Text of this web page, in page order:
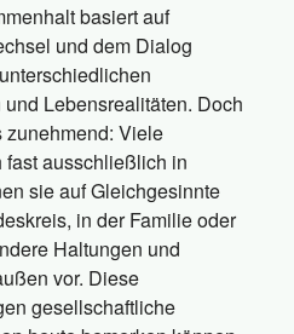
basiert auf
und dem Dialog
Lebensrealitäten. Doch
zunehmend: Viele
ausschließlich in
sie auf Gleichgesinnte
in der Familie oder
Haltungen und
vor. Diese
gesellschaftliche